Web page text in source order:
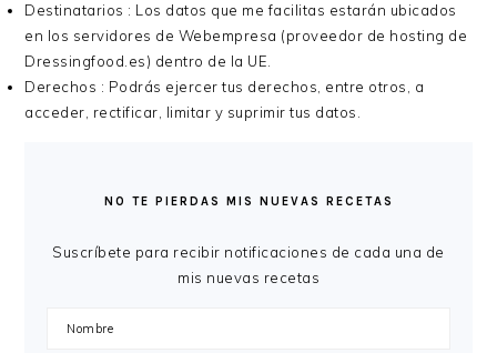
Destinatarios : Los datos que me facilitas estarán ubicados
en los servidores de Webempresa (proveedor de hosting de
Dressingfood.es) dentro de la UE.
Derechos : Podrás ejercer tus derechos, entre otros, a
acceder, rectificar, limitar y suprimir tus datos.
PRINCIPALNO TE PIERDAS MIS NUEVAS RECETAS
Suscríbete para recibir notificaciones de cada una de
mis nuevas recetas